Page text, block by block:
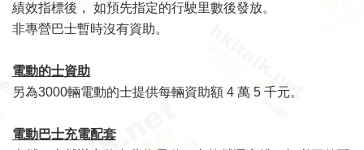
績效指標後， 如預先指定的行駛里數後發放。
非專營巴士暫時沒有資助。
電動的士資助
另為3000輛電動的士提供每輛資助額 4 萬 5 千元。
電動巴士充電配套